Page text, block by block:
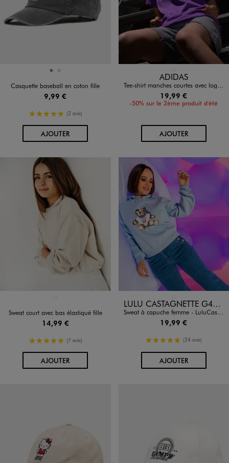
Disponible en 2 coloris
GRISROSE
Casquette baseball en coton fille
9,99 €
5/5 de moyenne
(2 avis)
AJOUTERAU PANIER
Disponible en 1 coloris
ADIDAS
Tee-shirt manches courtes avec logo XXXL fille - Adidas
19,99 €
-50% sur le 2ème produit d'été
AJOUTERAU PANIER
Sweat court avec bas élastiqué fille
14,99 €
5/5 de moyenne
(7 avis)
AJOUTERAU PANIER
Disponible en 1 coloris LULU CASTAGNETTE G4G D
Sweat à capuche femme - LuluCastagnette X Alizée
19,99 €
5/5 de moyenne
(24 avis)
AJOUTERAU PANIER